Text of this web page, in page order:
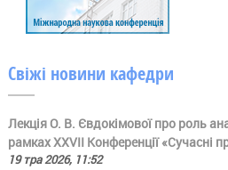
Свіжі новини кафедри
Лекція О. В. Євдокімової про роль
рамках ХХVII Конференції «Сучасні
19 тра 2026, 11:52